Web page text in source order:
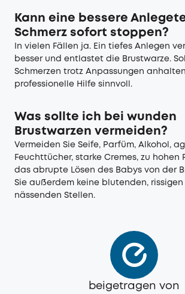
Kann eine bessere
Schmerz sofort stoppen?
In vielen Fällen ja. Ein tiefes Anlegen
besser und entlastet die Brustwarze.
Schmerzen trotz Anpassungen
professionelle Hilfe sinnvoll.
Was sollte ich bei wunden
Brustwarzen vermeiden?
Vermeiden Sie Seife, Parfüm, Alkohol,
Feuchttücher, starke Cremes, zu hohen
das abrupte Lösen des Babys von der
Sie außerdem keine blutenden, rissigen
nässenden Stellen.
beigetragen von